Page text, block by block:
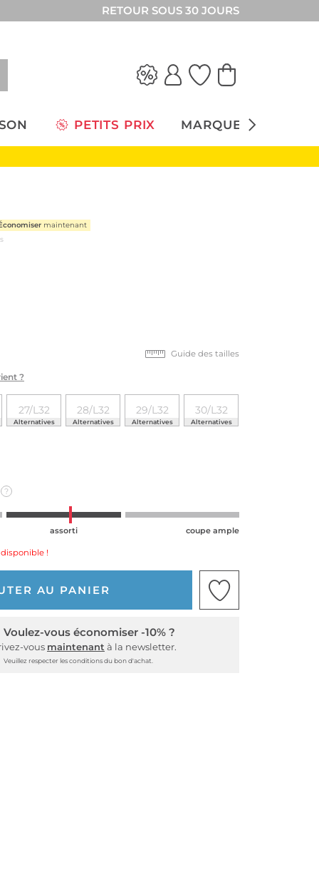
RETOUR SOUS 30 JOURS
PETITS PRIX MARQUES
maintenant
Guide des tailles
?
27/L32
Alternatives
28/L32
Alternatives
29/L32
Alternatives
30/L32
Alternatives
?
assorti coupe ample
!
AU PANIER
Voulez-vous économiser -10% ?
vous maintenant à la newsletter.
Veuillez respecter les conditions du bon d'achat.